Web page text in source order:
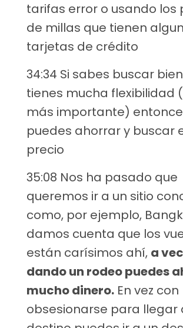
tarifas error o usando los
de millas que tienen
tarjetas de crédito
34:34 Si sabes buscar
tienes mucha flexibilidad
más importante)
puedes ahorrar y buscar
precio
35:08 Nos ha pasado que
queremos ir a un sitio
como, por ejemplo,
damos cuenta que los
están carísimos ahí, a
dando un rodeo puedes
mucho dinero. En vez con
obsesionarse para llegar